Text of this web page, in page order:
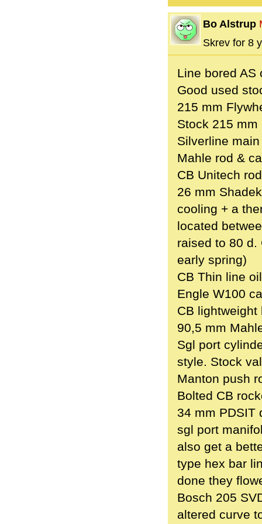
Bo Alstrup
Skrev for 8
Line bored AS
Good used
215 mm
Stock 215
Silverline
Mahle rod &
CB Unitech
26 mm
cooling + a
located
raised to 80 d.
early spring)
CB Thin line
Engle W100
CB lightweight
90,5 mm
Sgl port
style. Stock
Manton push
Bolted CB
34 mm PDSIT
sgl port
also get a
type hex bar
done they
Bosch 205
altered curve